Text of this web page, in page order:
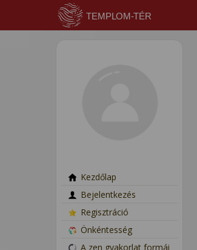
Kezdőlap
Bejelentkezés
Regisztráció
Önkéntesség
A zen gyakorlat formái